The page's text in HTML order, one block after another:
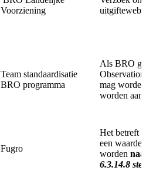
Voorziening
Team standaardisatie
BRO programma
Als BRO
mag
worden
Fugro
Het betreft
een
worden
6.3.14.8